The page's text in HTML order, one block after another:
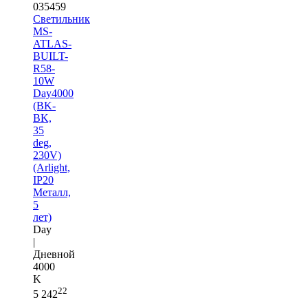
035459
Светильник
MS-
ATLAS-
BUILT-
R58-
10W
Day4000
(BK-
BK,
35
deg,
230V)
(Arlight,
IP20
Металл,
5
лет)
Day
|
Дневной
4000
K
5 24222